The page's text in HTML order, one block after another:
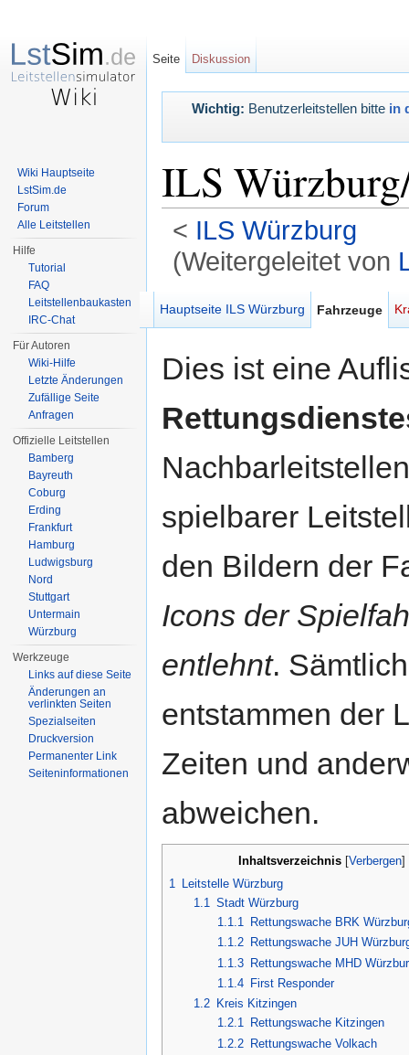
Wichtig: Benutzerleitstellen bitte in
ILS
< ILS Würzburg
(Weitergeleitet von
Hauptseite ILS Würzburg
Fahrzeuge
Dies ist eine
spielbarer
den Bildern der
Icons der
entlehnt.
entstammen der
Zeiten und
abweichen.
Inhaltsverzeichnis Verbergen
1 Leitstelle Würzburg
1.1 Stadt Würzburg
1.1.1 Rettungswache BRK
1.1.2 Rettungswache JUH
1.1.3 Rettungswache MHD
1.1.4 First Responder
1.2
Kreis Kitzingen
1.2.1 Rettungswache Kitzingen
1.2.2 Rettungswache Volkach
Seite Diskussion
Wiki Hauptseite
LstSim.de
Forum
Alle Leitstellen
Hilfe
Tutorial
FAQ
Leitstellenbaukasten
IRC-Chat
Für Autoren
Wiki-Hilfe
Letzte Änderungen
Zufällige Seite
Anfragen
Offizielle Leitstellen
Bamberg
Bayreuth
Coburg
Erding
Frankfurt
Hamburg
Ludwigsburg
Nord
Stuttgart
Untermain
Würzburg
Werkzeuge
Links auf diese Seite
Änderungen an
verlinkten Seiten
Spezialseiten
Druckversion
Permanenter Link
Seiten­informationen